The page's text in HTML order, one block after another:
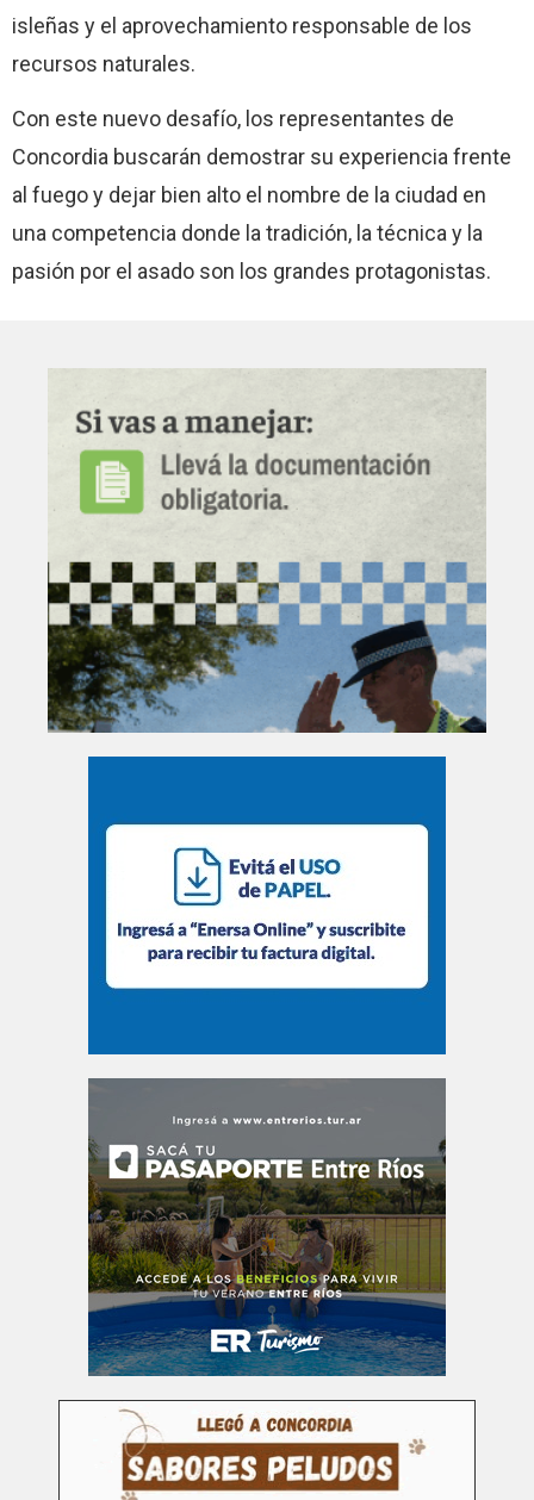
isleñas y el aprovechamiento responsable de los
recursos naturales.
Con este nuevo desafío, los representantes de
Concordia buscarán demostrar su experiencia frente
al fuego y dejar bien alto el nombre de la ciudad en
una competencia donde la tradición, la técnica y la
pasión por el asado son los grandes protagonistas.